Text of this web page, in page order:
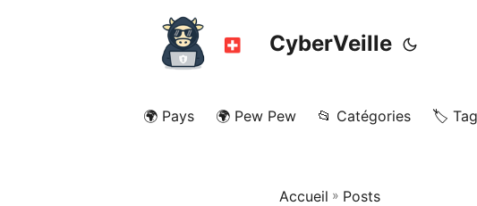
CyberVeille
🌍 Pays 🌍 Pew Pew 📂 Catégories 🏷️
Accueil » Posts